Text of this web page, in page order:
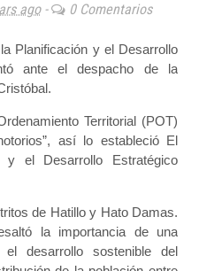
ago- 0 Comentarios
Planificación y el Desarrollo
ante el despacho de la
Territorial (POT)
así lo estableció El
y el Desarrollo Estratégico
de Hatillo y Hato Damas.
la importancia de una
el desarrollo sostenible del